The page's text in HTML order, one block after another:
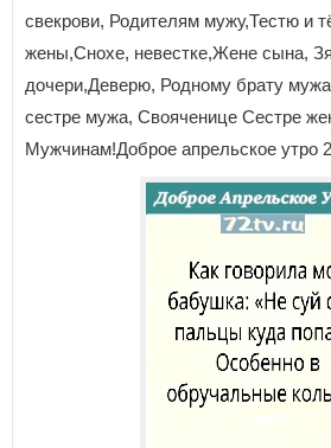
свекрови, Родителям мужу,Тестю и
жены,Снохе, невестке,Жене сына,
дочери,Деверю, Родному брату
сестре мужа, Свояченице Сестре
Мужчинам!Доброе апрельское утро